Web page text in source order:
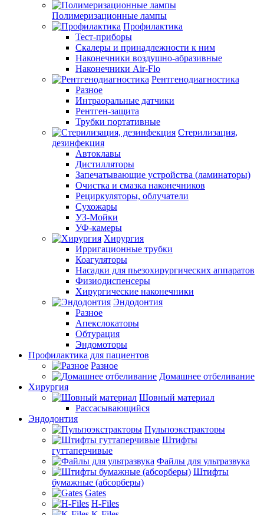
Полимеризационные лампы
Профилактика
Тест-приборы
Скалеры и принадлежности к ним
Наконечники воздушно-абразивные
Наконечники Air-Flo
Рентгенодиагностика
Разное
Интраоральные датчики
Рентген-защита
Трубки портативные
Стерилизация,
дезинфекция
Автоклавы
Дистилляторы
Запечатывающие устройства (ламинаторы)
Очистка и смазка наконечников
Рециркуляторы, облучатели
Сухожары
УЗ-Мойки
УФ-камеры
Хирургия
Ирригационные трубки
Коагуляторы
Насадки для пьезохирургических аппаратов
Физиодиспенсеры
Хирургические наконечники
Эндодонтия
Разное
Апекслокаторы
Обтурация
Эндомоторы
Профилактика для пациентов
Разное
Домашнее отбеливание
Хирургия
Шовный материал
Рассасывающийся
Эндодонтия
Пульпоэкстракторы
Штифты
гуттаперчивые
Файлы для ультразвука
Штифты
бумажные (абсорберы)
Gates
H-Files